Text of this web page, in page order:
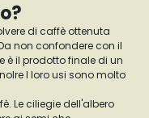
di caffè ottenuta
non confondere con il
è il prodotto finale di un
I loro usi sono molto
Le ciliegie dell'albero